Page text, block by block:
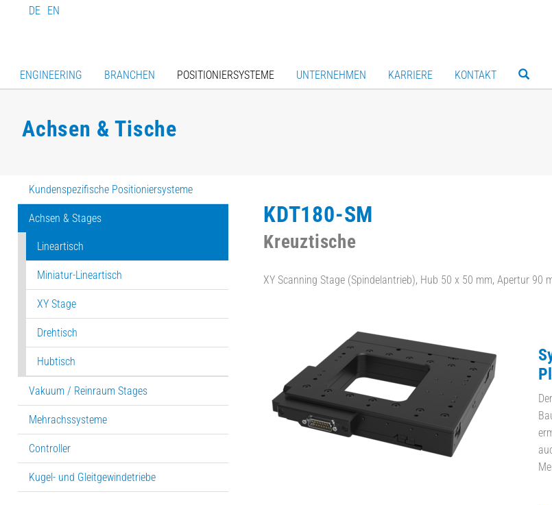
DE EN
ENGINEERING BRANCHEN POSITIONIERSYSTEME UNTERNEHMEN KARRIERE KONTAKT
Achsen & Tische
Kundenspezifische Positioniersysteme
Achsen & Stages
Lineartisch
Miniatur-Lineartisch
XY Stage
Drehtisch
Hubtisch
Vakuum / Reinraum Stages
Mehrachssysteme
Controller
Kugel- und Gleitgewindetriebe
KDT180-SM
Kreuztische
XY Scanning Stage (Spindelantrieb), Hub 50 x 50 mm, Apertur 90